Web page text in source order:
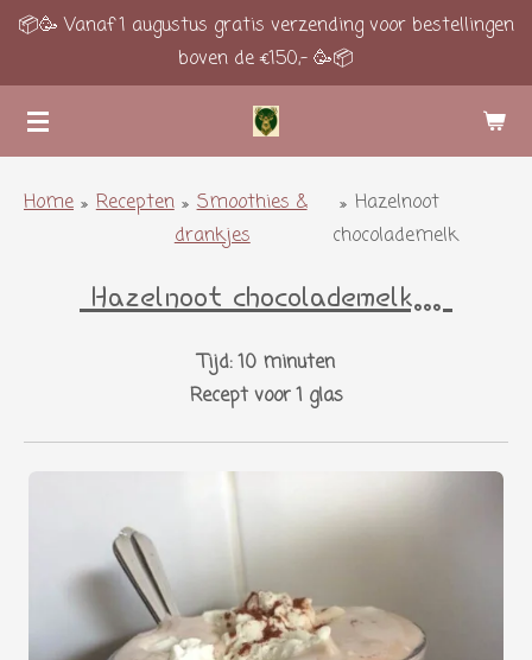
Ga
de
hoofdinhoud
📦🥳 Vanaf 1 augustus gratis verzending voor bestellingen
boven de €150,- 🥳📦
Home » Recepten » Smoothies &
drankjes
» Hazelnoot
chocolademelk
Hazelnoot chocolademelk...
Tijd: 10 minuten
Recept voor 1 glas